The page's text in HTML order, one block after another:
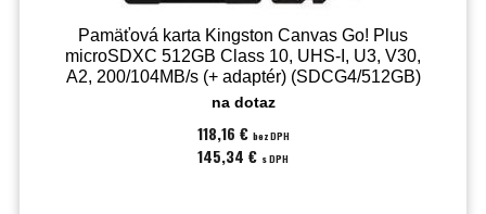
Pamäťová karta Kingston Canvas Go! Plus
microSDXC 512GB Class 10, UHS-I, U3, V30,
A2, 200/104MB/s (+ adaptér) (SDCG4/512GB)
na dotaz
118,16 € bez DPH
145,34 € s DPH